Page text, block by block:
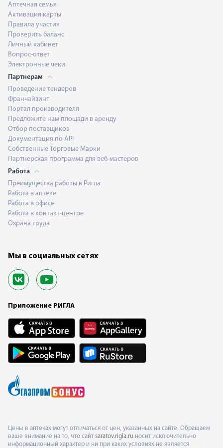
Аптечная семья
Активация карты
Правила участия
Проверить баланс
Личный кабинет
Вопрос-ответ
Электронные чеки
Партнерам
Проведение тендеров
Франчайзинг
Портал производителя
Предложите нам площади в аренду
Отбор поставщиков
Документация по API
Собственные Торговые Марки
Партнерская программа для веб-мастеров
Работа
Преимущества работы в Ригла
Работа в аптеке
Работа в офисе
Работа в контакт-центре
Охрана труда
Мы в социальных сетях
Приложение РИГЛА
Цены в аптеках могут отличаться от цен, указанных на сайте. Обращаем
ваше внимание на то, что сайт saratov.rigla.ru носит исключительно
информационный характер и ни при каких условиях не является